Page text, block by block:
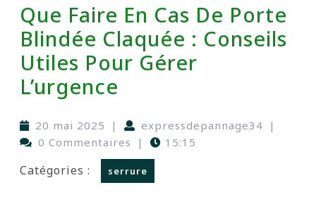
Que Faire En Cas De Porte
Blindée Claquée : Conseils
Utiles Pour Gérer
L’urgence
20 mai 2025 | expressdepannage34 |
0 Commentaires
| 15:15
Catégories : serrure